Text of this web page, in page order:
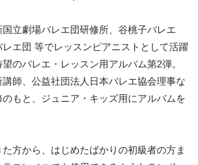
立劇場バレエ団研修所、谷桃子バレエ
エ団 等でレッスンピアニストとして活躍
のバレエ・レッスン用アルバム第2弾。
師、公益社団法人日本バレエ協会理事な
もと、ジュニア・キッズ用にアルバムを
方から、はじめたばかりの初級者の方ま